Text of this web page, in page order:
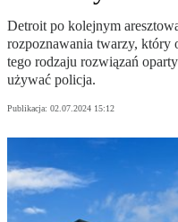
Detroit po kolejnym
rozpoznawania twarzy, który
tego rodzaju rozwiązań
używać policja.
Publikacja: 02.07.2024 15:12